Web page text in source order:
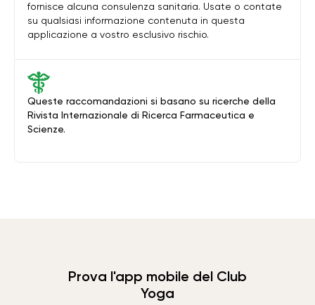
Queste raccomandazioni si basano su ricerche della
Rivista Internazionale di Ricerca Farmaceutica e
Scienze.
fornisce alcuna consulenza sanitaria. Usate o contate
su qualsiasi informazione contenuta in questa
applicazione a vostro esclusivo rischio.
Prova l'app mobile del Club
Yoga